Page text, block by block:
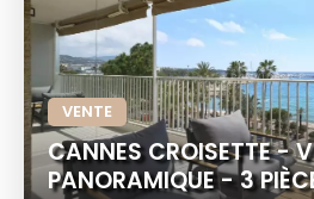
VENTE
CANNES CROISETTE -
PANORAMIQUE - 3